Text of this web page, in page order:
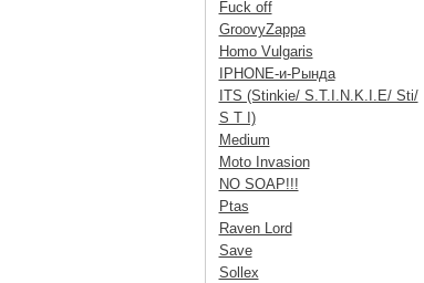
Fuck off
GroovyZappa
Homo Vulgaris
IPHONE-и-Рында
ITS (Stinkie/ S.T.I.N.K.I.E/ Sti/
S T I)
Medium
Moto Invasion
NO SOAP!!!
Ptas
Raven Lord
Save
Sollex